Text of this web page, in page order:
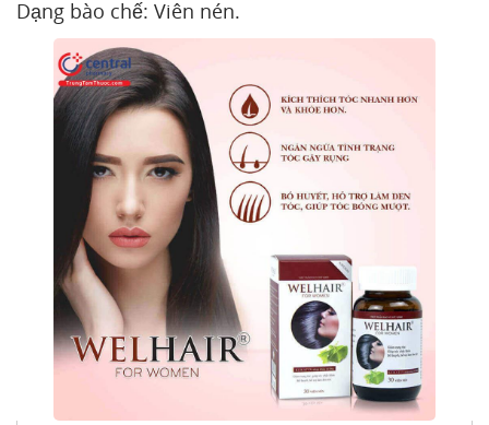
Dạng bào chế: Viên nén.